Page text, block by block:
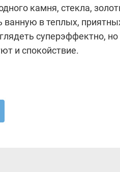
камня, стекла,
в теплых,
суперэффектно, но
и спокойствие.